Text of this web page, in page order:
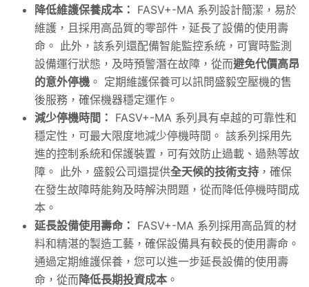
降低維護保養成本： FASV+-MA 系列設計簡潔，易於
維護，且採用高品質的零部件，延長了設備的使用壽
命。 此外，該系列還配備智能監控系統，可實時監測
設備運行狀態，及時預警潛在故障，從而避免代價高昂
的意外停機 。 定期維護保養可以訊問盛毅空壓機的售
後服務，確保機器穩定運作。
減少停機時間： FASV+-MA 系列具有卓越的可靠性和
穩定性，可最大限度地減少停機時間。 該系列採用先
進的控制系統和保護裝置，可有效防止過載、過熱等故
障。 此外，盛毅公司還提供全天候的技術支持 ，確保
在發生故障時能夠及時解決問題，從而降低停機時間成
本。
延長設備使用壽命： FASV+-MA 系列採用高品質的材
料和精湛的製造工藝，確保設備具有較長的使用壽命。
通過定期維護保養，您可以進一步延長設備的使用壽
命，從而降低長期投資成本 。